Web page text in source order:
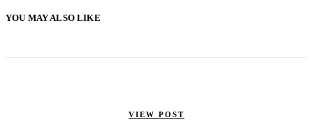
YOU MAY ALSO LIKE
VIEW POST